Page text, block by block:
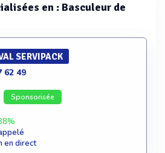
en : Basculeur de
SERVIPACK
62 49
Sponsorisée
en direct